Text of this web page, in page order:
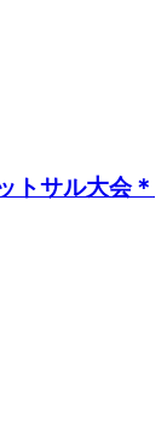
トサル大会＊